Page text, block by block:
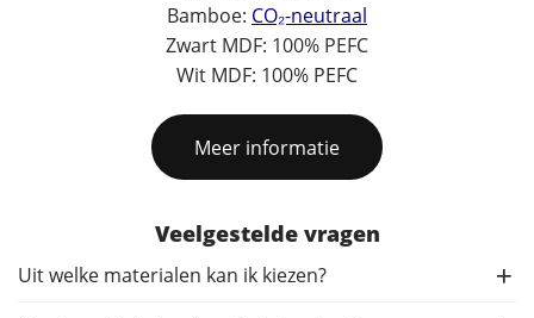
Bamboe: CO₂-neutraal
Zwart MDF: 100% PEFC
Wit MDF: 100% PEFC
Meer informatie
Veelgestelde vragen
Uit welke materialen kan ik kiezen?